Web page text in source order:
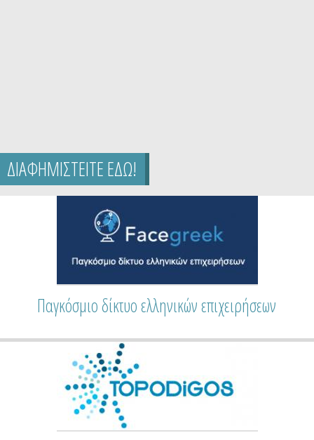
ΔΙΑΦΗΜΙΣΤΕΙΤΕ ΕΔΩ!
Παγκόσμιο δίκτυο ελληνικών επιχειρήσεων